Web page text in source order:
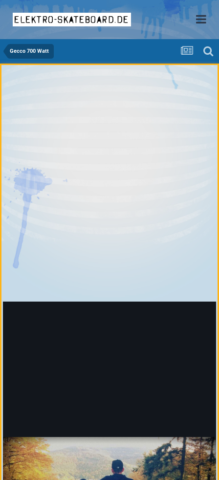
elektro-skateboard.de
Gecco 700 Watt